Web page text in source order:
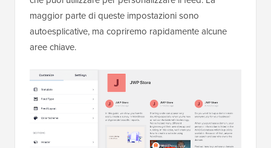
maggior parte di queste impostazioni sono
autoesplicative, ma copriremo rapidamente alcune
aree chiave.